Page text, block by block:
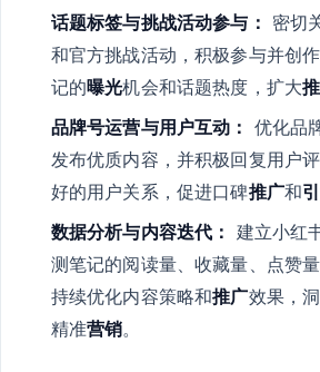
话题标签与挑战活动参与： 密切
和官方挑战活动，积极参与并创
记的曝光机会和话题热度，扩大
品牌号运营与用户互动： 优化品
发布优质内容，并积极回复用户
好的用户关系，促进口碑推广和
数据分析与内容迭代： 建立小红
测笔记的阅读量、收藏量、点赞
持续优化内容策略和推广效果，
精准营销。